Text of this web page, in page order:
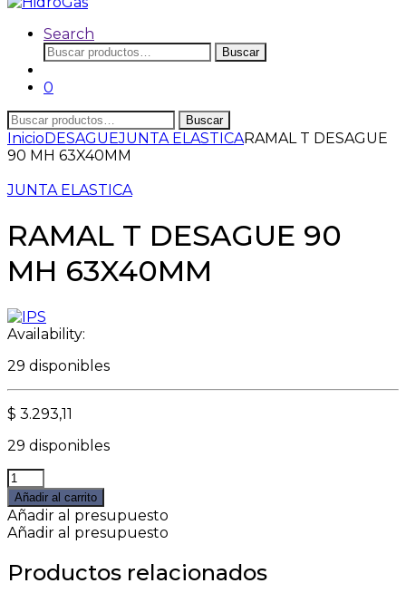
Search
Buscar
por:
Buscar
0
Buscar
por:
Buscar
InicioDESAGUEJUNTA ELASTICARAMAL T DESAGUE
90 MH 63X40MM
JUNTA ELASTICA
RAMAL T DESAGUE 90
MH 63X40MM
Availability:
29 disponibles
$ 3.293,11
29 disponibles
RAMAL
T
DESAGUE
90
63X40MM
quantity
Añadir al carrito
Añadir al presupuesto
Añadir al presupuesto
Productos relacionados